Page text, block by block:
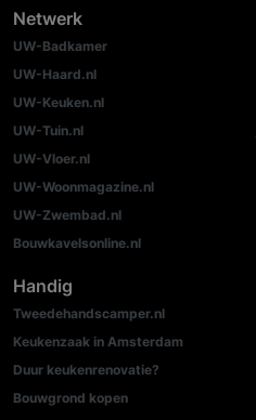
Netwerk
UW-Badkamer
UW-Haard.nl
UW-Keuken.nl
UW-Tuin.nl
UW-Vloer.nl
UW-Woonmagazine.nl
UW-Zwembad.nl
Bouwkavelsonline.nl
Handig
Tweedehandscamper.nl
Keukenzaak in Amsterdam
Duur keukenrenovatie?
Bouwgrond kopen